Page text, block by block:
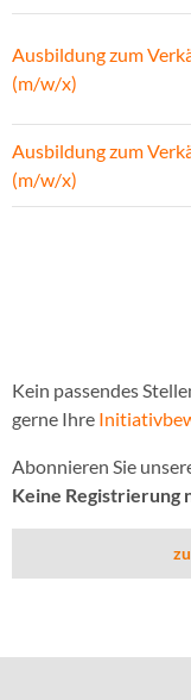
Ausbildung zum
(m/w/x)
Ausbildung zum
(m/w/x)
Kein passendes
gerne Ihre
Abonnieren Sie
Keine Registrierung